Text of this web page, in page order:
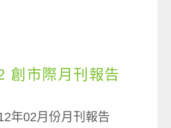
創市際月刊報告
年02月份月刊報告